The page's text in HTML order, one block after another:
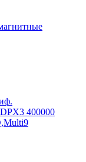
400000